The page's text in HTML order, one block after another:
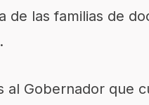
de las familias de
al Gobernador que